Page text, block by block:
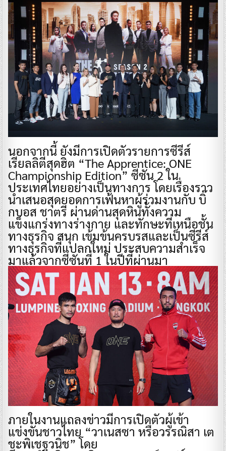
นอกจากนี้ ยังมีการเปิดตัวรายการซีรีส์
เรียลลิตีสุดฮิต “The Apprentice: ONE
Championship Edition” ซีซัน 2 ใน
ประเทศไทยอย่างเป็นทางการ โดยเรื่องราว
นำเสนอสุดยอดการเฟ้นหาผู้ร่วมงานกับ บิ๊
กบอส ชาตรี ผ่านด่านสุดหินทั้งความ
แข็งแกร่งทางร่างกาย และทักษะที่เหนือชั้น
ทางธุรกิจ สนุก เข้มข้นครบรสและเป็นซีรีส์
ทางธุรกิจที่แปลกใหม่ ประสบความสำเร็จ
มาแล้วจากซีซันที่ 1 ในปีที่ผ่านมา
ภายในงานแถลงข่าวมีการเปิดตัวผู้เข้า
แข่งขันชาวไทย “วาเนสซา หรือวรรณิสา เต
ชะพิเชฐวนิช” โดย